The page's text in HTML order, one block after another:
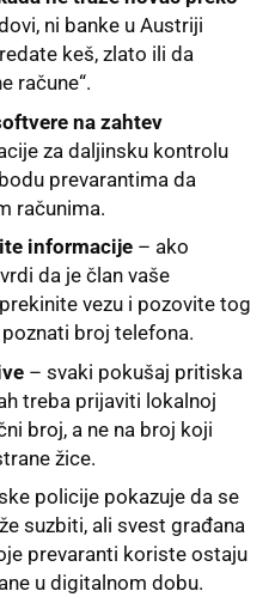
ni banke u Austriji
keš, zlato ili da
račune“.
na zahtev
za daljinsku kontrolu
prevarantima da
računima.
informacije – ako
da je član vaše
vezu i pozovite tog
broj telefona.
– svaki pokušaj pritiska
treba prijaviti lokalnoj
broj, a ne na broj koji
žice.
policije pokazuje da se
suzbiti, ali svest građana
prevaranti koriste ostaju
u digitalnom dobu.